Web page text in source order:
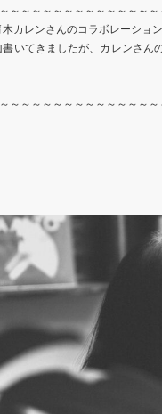
～～～～～～～～～～～～～
木カレンさんのコラボレーショ
いてきましたが、カレンさ
～～～～～～～～～～～～～